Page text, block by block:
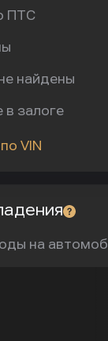
ПТС
найдены
в залоге
VIN
на